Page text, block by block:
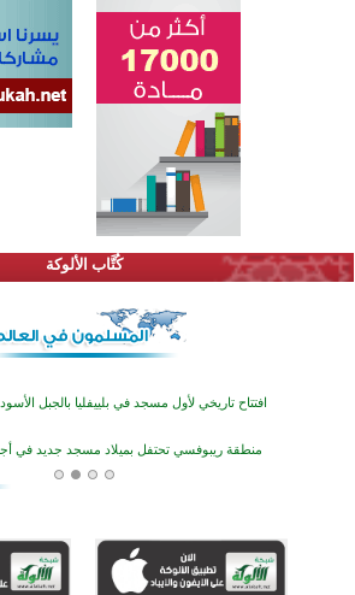
كُتَّاب الألوكة
اختتام الدورة التاسعة لمسابقة حفظ وتلاوة القرآن
تيسليتش تختتم برنامجا تعليميا لتعزيز القيم وبناء
اختتام منافسات قرآنية متميزة في بنغلاديش بمشاركة 3000
أكبر مشروع إسلامي في ريف أستراليا يفتتح أبوابه بعد
اختتام الدورة التاسعة لمسابقة حفظ وتلاوة القرآن